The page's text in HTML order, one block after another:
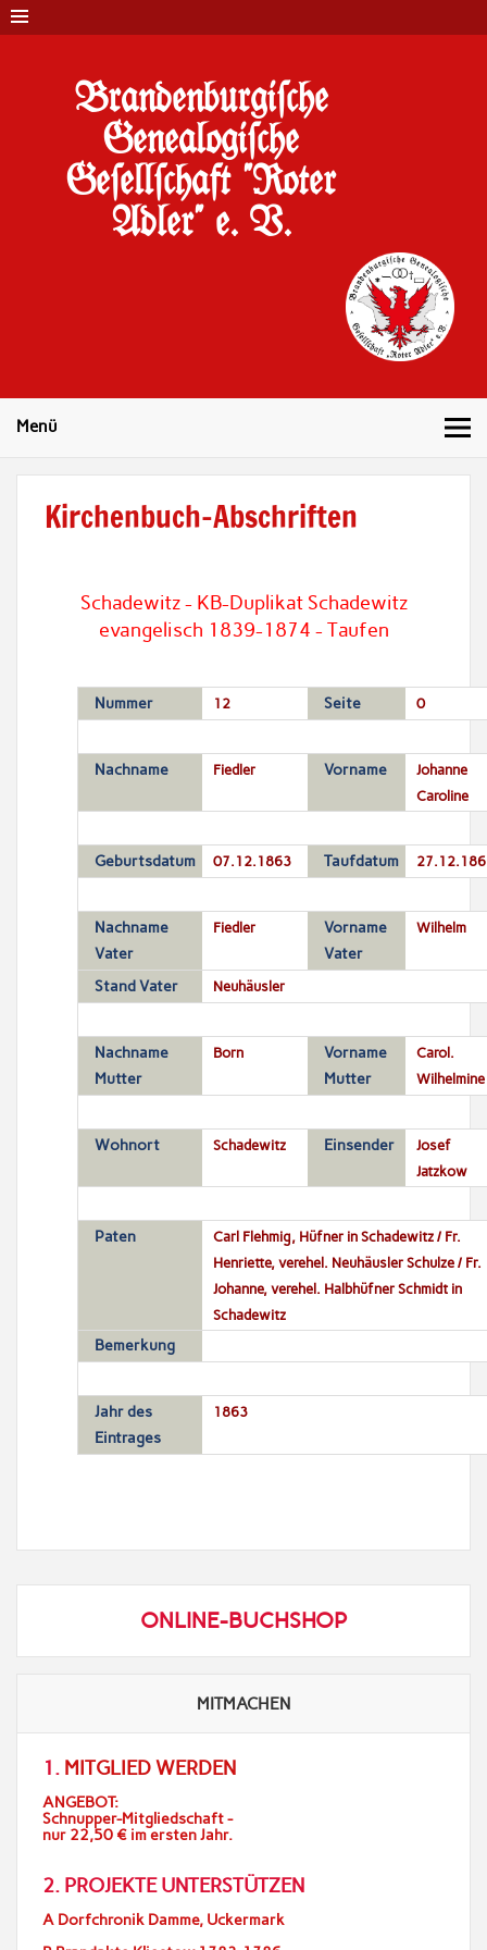
Brandenburgi#che
Genealogi#che
Ge#ell#chaft "Roter
Adler" e. V.
Menü
Kirchenbuch-Abschriften
Schadewitz - KB-Duplikat Schadewitz
evangelisch 1839-1874 - Taufen
Nummer 12 Seite 0
Nachname Fiedler Vorname
Johanne
Caroline
Geburtsdatum 07.12.1863 Taufdatum
Nachname
Vater
Fiedler
Vorname
Vater
Wilhelm
Stand Vater Neuhäusler
Nachname
Mutter
Born
Vorname
Mutter
Carol.
Wilhelmine
Wohnort Schadewitz Einsender
Josef
Jatzkow
Paten
Carl Flehmig, Hüfner in Schadewitz / Fr.
Henriette, verehel. Neuhäusler Schulze / Fr.
Johanne, verehel. Halbhüfner Schmidt in
Schadewitz
Bemerkung
Jahr des
Eintrages
1863
ONLINE-BUCHSHOP
MITMACHEN
1. MITGLIED WERDEN
ANGEBOT:
Schnupper-Mitgliedschaft -
nur 22,50 € im ersten Jahr.
2. PROJEKTE UNTERSTÜTZEN
A Dorfchronik Damme, Uckermark